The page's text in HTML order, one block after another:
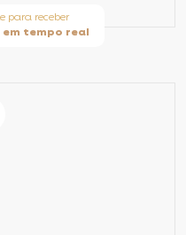
para receber
em tempo real